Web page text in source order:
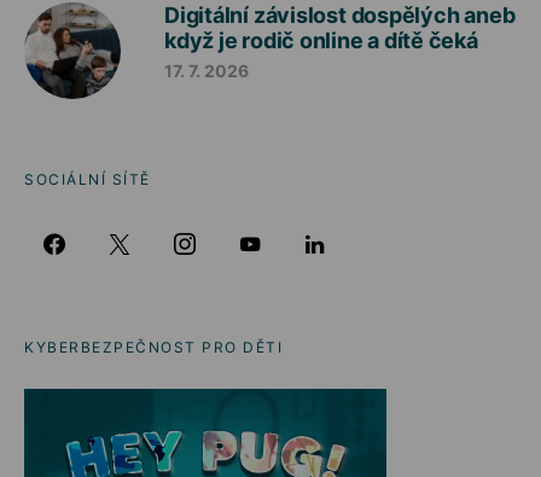
Digitální závislost dospělých aneb
když je rodič online a dítě čeká
17. 7. 2026
SOCIÁLNÍ SÍTĚ
KYBERBEZPEČNOST PRO DĚTI